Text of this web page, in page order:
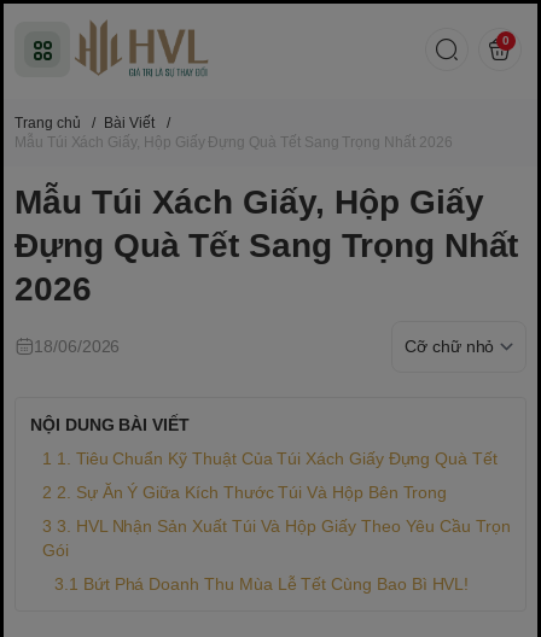
0
Trang chủ / Bài Viết
/
Mẫu Túi Xách Giấy, Hộp Giấy Đựng Quà Tết Sang Trọng Nhất 2026
Mẫu Túi Xách Giấy, Hộp Giấy
Đựng Quà Tết Sang Trọng Nhất
2026
18/06/2026
NỘI DUNG BÀI VIẾT
1. Tiêu Chuẩn Kỹ Thuật Của Túi Xách Giấy Đựng Quà Tết
2. Sự Ăn Ý Giữa Kích Thước Túi Và Hộp Bên Trong
3. HVL Nhận Sản Xuất Túi Và Hộp Giấy Theo Yêu Cầu Trọn
Gói
Bứt Phá Doanh Thu Mùa Lễ Tết Cùng Bao Bì HVL!